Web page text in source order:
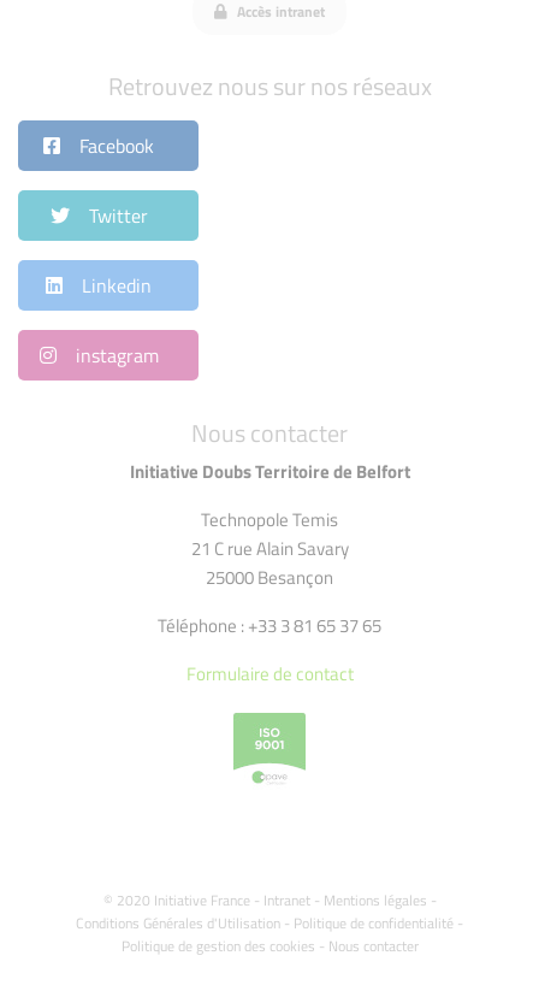
Nous contacter
Initiative Doubs Territoire de Belfort
Technopole Temis
21 C rue Alain Savary
25000 Besançon
Téléphone : +33 3 81 65 37 65
Formulaire de contact
© 2020 Initiative France - Intranet- Mentions légales -
Conditions Générales d'Utilisation - Politique de confidentialité -
Politique de gestion des cookies - Nous contacter
Accès intranet
Retrouvez nous sur nos réseaux
Facebook
Twitter
Linkedin
instagram